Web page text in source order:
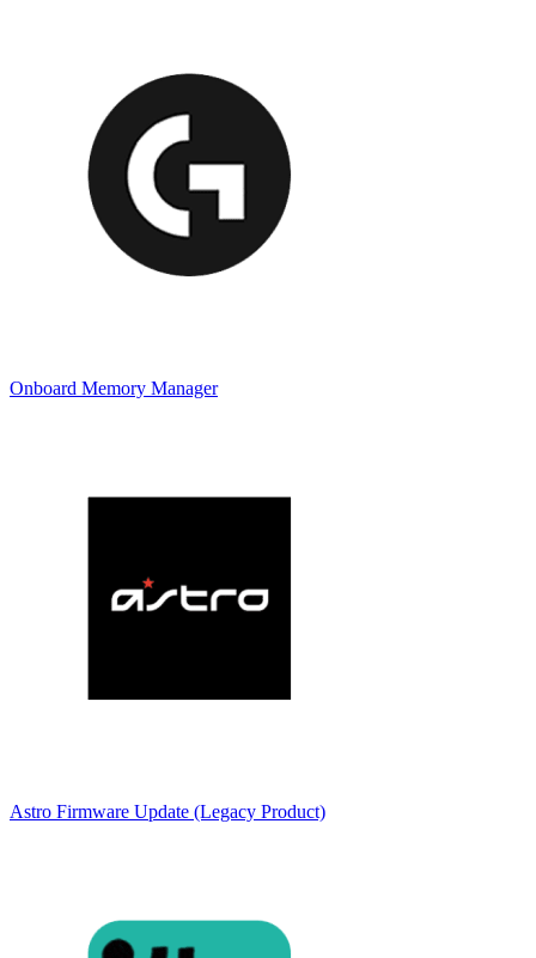
Onboard Memory Manager
Astro Firmware Update (Legacy Product)